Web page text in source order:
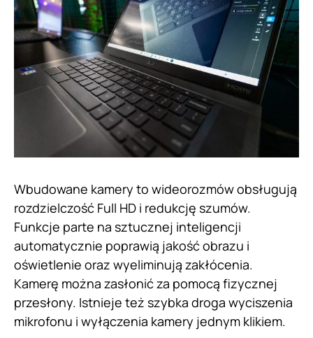
Wbudowane kamery to wideorozmów obsługują
rozdzielczość Full HD i redukcję szumów.
Funkcje parte na sztucznej inteligencji
automatycznie poprawią jakość obrazu i
oświetlenie oraz wyeliminują zakłócenia.
Kamerę można zasłonić za pomocą fizycznej
przesłony. Istnieje też szybka droga wyciszenia
mikrofonu i wyłączenia kamery jednym klikiem.